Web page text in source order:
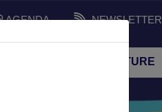
AGENDA NEWSLETTER
SPORT ET CULTURE